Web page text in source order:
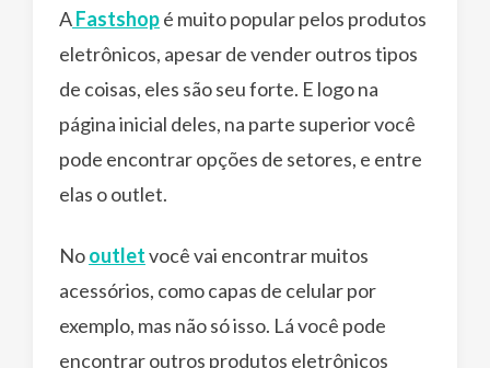
AFastshopé muito popular pelos produtos
eletrônicos, apesar de vender outros tipos
de coisas, eles são seu forte. E logo na
página inicial deles, na parte superior você
pode encontrar opções de setores, e entre
elas o outlet.
Nooutletvocê vai encontrar muitos
acessórios, como capas de celular por
exemplo, mas não só isso. Lá você pode
encontrar outros produtos eletrônicos